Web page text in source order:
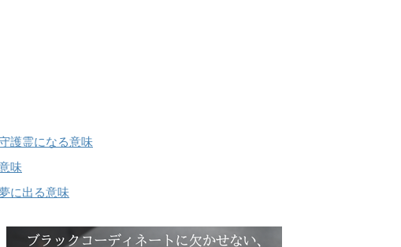
護霊になる意味
味
に出る意味